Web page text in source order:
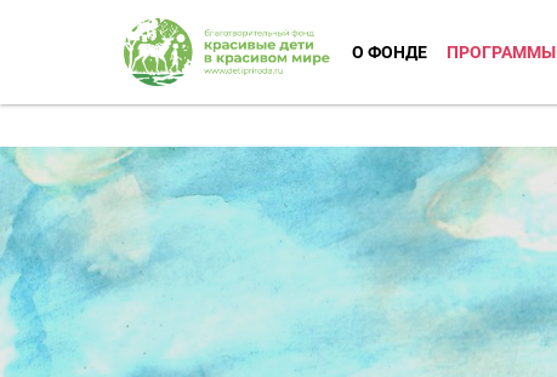
О ФОНДЕ ПРОГРАММЫ